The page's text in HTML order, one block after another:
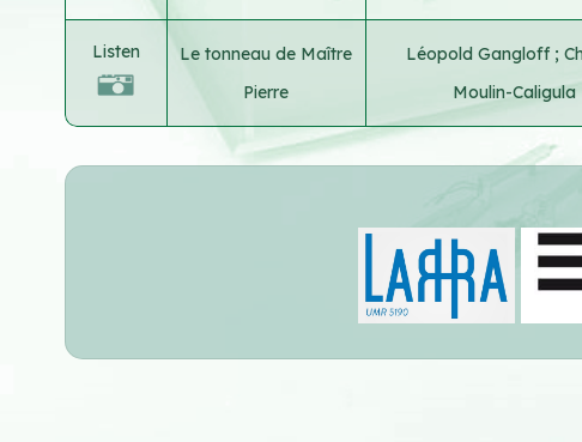
Listen
Le tonneau de Maître
Pierre
Léopold Gangloff ;
Moulin-Caligula